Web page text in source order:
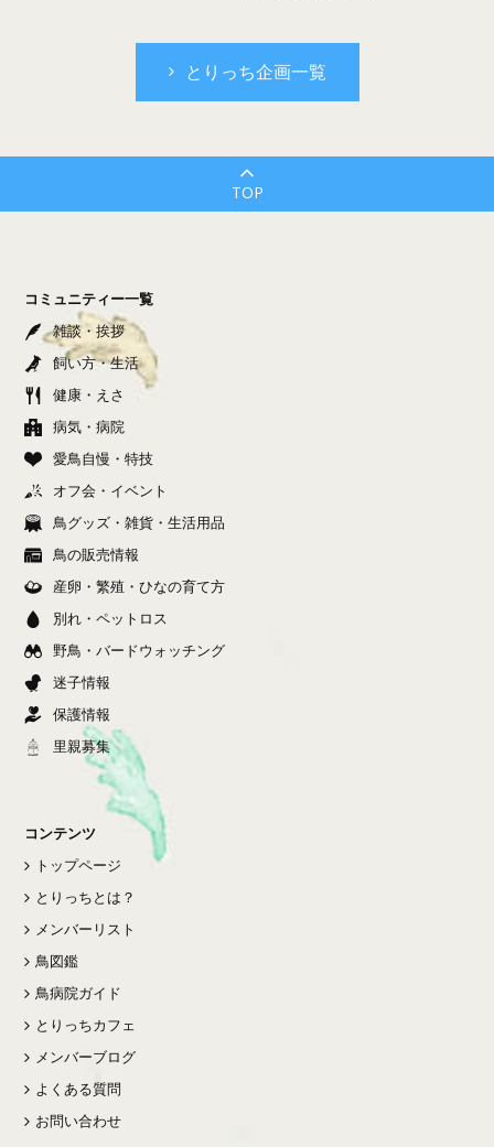
とりっち企画一覧
TOP
コミュニティー一覧
雑談・挨拶
飼い方・生活
健康・えさ
病気・病院
愛鳥自慢・特技
オフ会・イベント
鳥グッズ・雑貨・生活用品
鳥の販売情報
産卵・繁殖・ひなの育て方
別れ・ペットロス
野鳥・バードウォッチング
迷子情報
保護情報
里親募集
コンテンツ
トップページ
とりっちとは？
メンバーリスト
鳥図鑑
鳥病院ガイド
とりっちカフェ
メンバーブログ
よくある質問
お問い合わせ